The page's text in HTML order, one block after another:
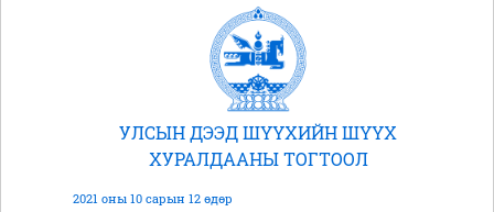
УЛСЫН ДЭЭД ШҮҮХИЙН ШҮҮХ
ХУРАЛДААНЫ ТОГТООЛ
2021 оны 10 сарын 12 өдөр